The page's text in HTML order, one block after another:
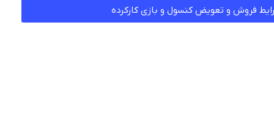
فروش و تعویض کنسول و بازی کارکرده